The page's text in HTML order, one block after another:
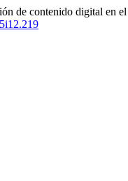
de contenido digital en